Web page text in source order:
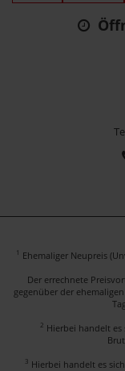
1 Ehemaliger Neupreis
Der errechnete
gegenüber der
2 Hierbei handelt es
3 Hierbei handelt es